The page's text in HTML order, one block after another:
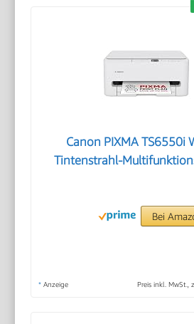
Canon PIXMA TS6550i
Tintenstrahl-
Bei
* Anzeige Preis inkl. MwSt.,